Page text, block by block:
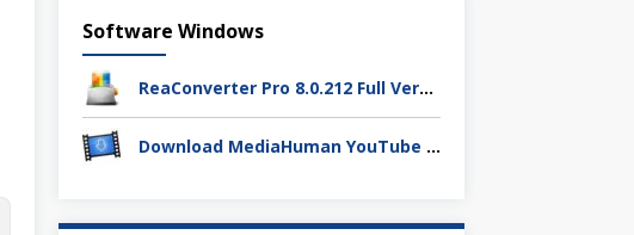
Software Windows
ReaConverter Pro 8.0.212 Full Version Download – Batch Convert Gambar Super Cepat
Download MediaHuman YouTube Downloader 3.9.19 (1803) Full Activation